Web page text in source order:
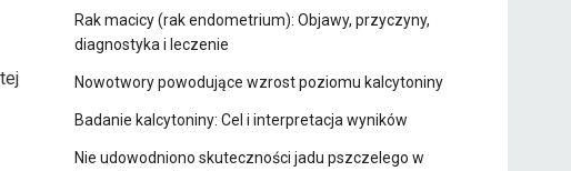
Rak macicy (rak endometrium): Objawy, przyczyny,
diagnostyka i leczenie
Nowotwory powodujące wzrost poziomu kalcytoniny
Badanie kalcytoniny: Cel i interpretacja wyników
Nie udowodniono skuteczności jadu pszczelego w